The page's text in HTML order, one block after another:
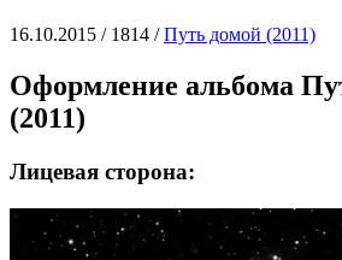
16.10.2015 / 1814 / Путь домой (2011)
Оформление альбома
(2011)
Лицевая сторона: